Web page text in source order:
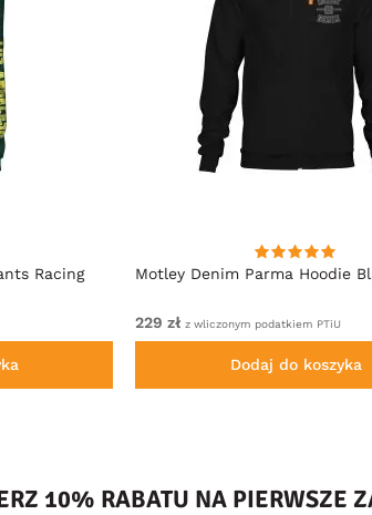
Racing
Motley Denim Parma Hoodie
229 zł z wliczonym podatkiem PTiU
Dodaj do koszyka
10% RABATU NA PIERWSZE